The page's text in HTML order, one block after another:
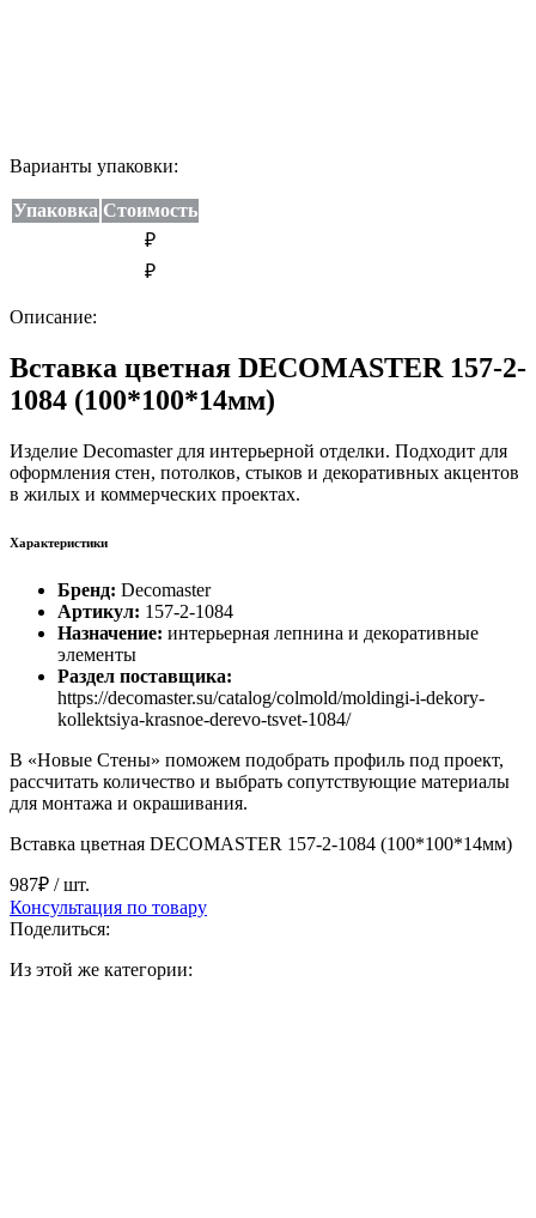
Варианты упаковки:
Упаковка Стоимость
₽
₽
Описание:
Вставка цветная DECOMASTER 157-2-
1084 (100*100*14мм)
Изделие Decomaster для интерьерной отделки. Подходит для
оформления стен, потолков, стыков и декоративных акцентов
в жилых и коммерческих проектах.
Характеристики
Бренд: Decomaster
Артикул: 157-2-1084
Назначение: интерьерная лепнина и декоративные
элементы
Раздел поставщика:
https://decomaster.su/catalog/colmold/moldingi-i-dekory-
kollektsiya-krasnoe-derevo-tsvet-1084/
В «Новые Стены» поможем подобрать профиль под проект,
рассчитать количество и выбрать сопутствующие материалы
для монтажа и окрашивания.
Вставка цветная DECOMASTER 157-2-1084 (100*100*14мм)
987₽ / шт.
Консультация по товару
Поделиться:
Из этой же категории: